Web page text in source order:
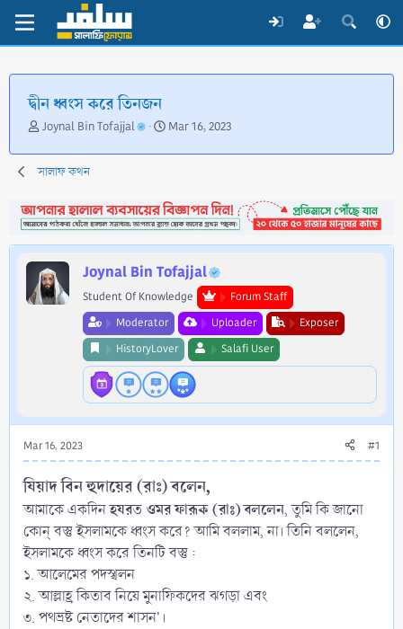
দ্বীন ধ্বংস করে তিনজন
T
r
e
d
s
t
a
r
t
Joynal Bin Tofajjal
S
a
d
a
t
e
Mar 16, 2023
সালাফ কথন
Joynal Bin Tofajjal
Student Of Knowledge
Forum Staff
Moderator
Uploader
Exposer
HistoryLover
Salafi User
Mar 16, 2023 #1
যিয়াদ বিন হুদায়ের (রাঃ) বলেন,
আমাকে একদিনহযরত ওমর ফারূক (রাঃ) বললেন, তুমি কি জানো
কোন্ বস্তু ইসলামকে ধ্বংস করে? আমি বললাম, না। তিনি বললেন,
ইসলামকে ধ্বংস করে তিনটি বস্তু :
১. আলেমের পদস্খলন
২. আল্লাহ্র কিতাব নিয়ে মুনাফিকদের ঝগড়া এবং
৩. পথভ্রষ্ট নেতাদের শাসন'।